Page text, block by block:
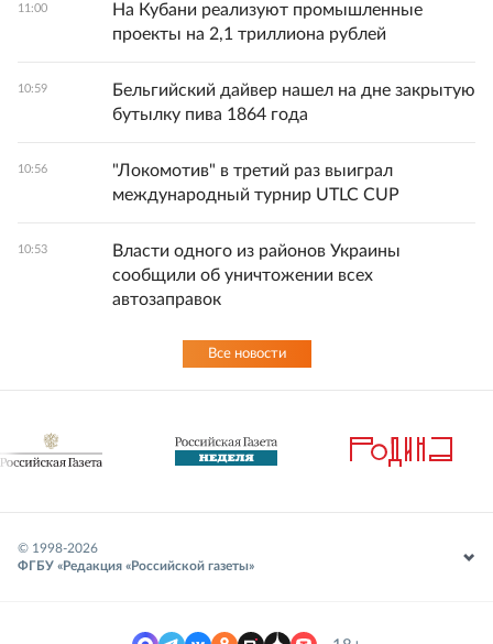
11:00
На Кубани реализуют промышленные
проекты на 2,1 триллиона рублей
10:59
Бельгийский дайвер нашел на дне закрытую
бутылку пива 1864 года
10:56
"Локомотив" в третий раз выиграл
международный турнир UTLC CUP
10:53
Власти одного из районов Украины
сообщили об уничтожении всех
автозаправок
Все новости
© 1998-2026
ФГБУ «Редакция «Российской газеты»